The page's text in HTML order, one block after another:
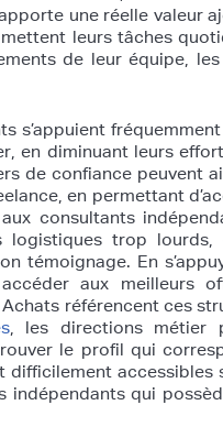
une réelle valeur
leurs tâches
de leur équipe,
s’appuient
en diminuant leurs
de confiance peuvent
en permettant
consultants
logistiques trop lourds,
témoignage. En
aux meilleurs
référencent ces
, les directions métier
le profil qui
accessibles
indépendants qui